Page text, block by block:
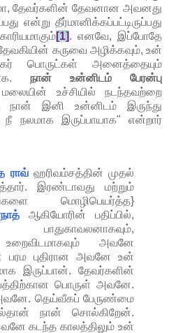
தேவர்களின் தேவனான அவனது
என்று தீர்மானிக்கப்பட்டிருப்பது
[1]. எனவே, இப்போதே
கருவை அழிக்கவும், உன்
பொருட்கள் அனைத்தையும்
நான் உன்னிடம் பேரன்பு
உச்சியில் நடந்தவற்றை
இனி உன்னிடம் இருந்து
நலமாக இருப்பாயாக" என்றார்
ராவ்ஹரிவம்சத்தின் முதல்
இரண்டாவது மற்றும்
மொழிபெயர்த்த}
ஆகியோரின் பதிப்பில்,
அவனே
பரம புதிரான அவனே உன்
இருப்பான். தேவர்களின்
பொருள் அவனே.
தெய்வீகப் பேருண்மை
நான் சொல்கிறேன்.
கடந்த காலத்திலும் உன்